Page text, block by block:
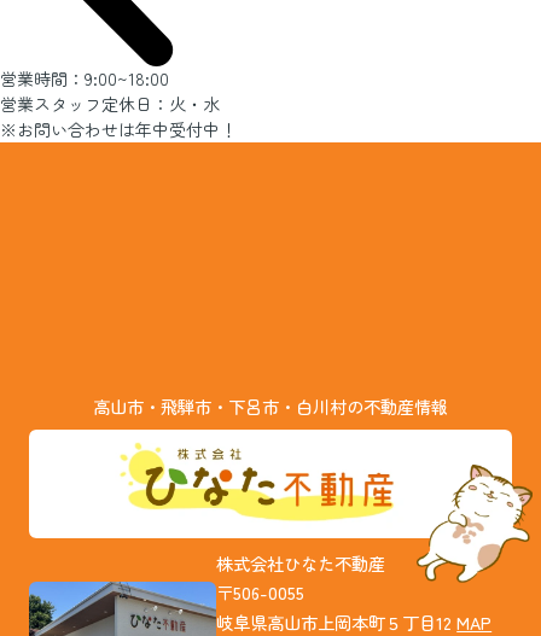
営業時間：9:00~18:00
営業スタッフ定休日：火・水
※お問い合わせは年中受付中！
高山市・飛騨市・下呂市・白川村の不動産情報
株式会社ひなた不動産
〒506-0055
岐阜県高山市上岡本町５丁目12MAP